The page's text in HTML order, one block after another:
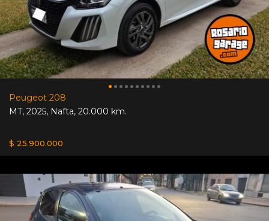
Peugeot 208
MT, 2025, Nafta, 20.000 km.
$ 25.900.000